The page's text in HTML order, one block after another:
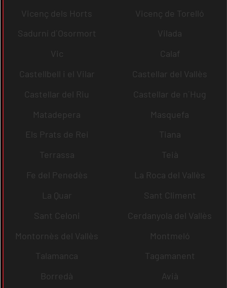
Vicenç dels Horts
Vicenç de Torelló
Sadurní d´Osormort
Vilada
Vic
Calaf
Castellbell i el Vilar
Castellar del Vallès
Castellar del Riu
Castellar de n´Hug
Matadepera
Masquefa
Els Prats de Rei
Tiana
Terrassa
Teià
Fe del Penedès
La Roca del Vallès
La Quar
Sant Climent
Sant Celoni
Cerdanyola del Vallès
Montornès del Vallès
Montmeló
Talamanca
Tagamanent
Borredà
Avià